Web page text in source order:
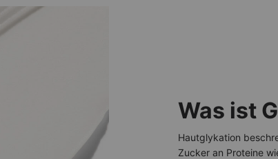
Was ist
Hautglykation
Zucker an Proteine